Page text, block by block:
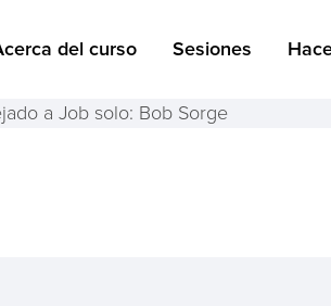
del curso Sesiones
a Job solo: Bob Sorge